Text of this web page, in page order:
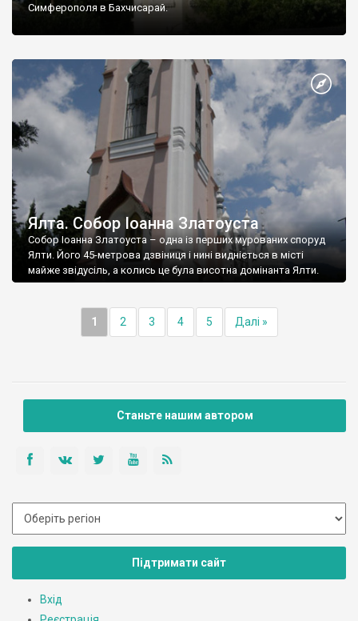
Симферополя в Бахчисарай.
Ялта. Собор Іоанна Златоуста
Собор Іоанна Златоуста – одна із перших мурованих споруд
Ялти. Його 45-метрова дзвіниця і нині видніється в місті
майже звідусіль, а колись це була висотна домінанта Ялти.
1 2 3 4 5 Далі »
Станьте нашим автором
Підтримати сайт
Вхід